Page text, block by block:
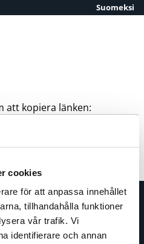
cookies
för att anpassa innehållet
tillhandahålla funktioner
vår trafik. Vi
identifierare och annan
Suomeksi
att kopiera länken: